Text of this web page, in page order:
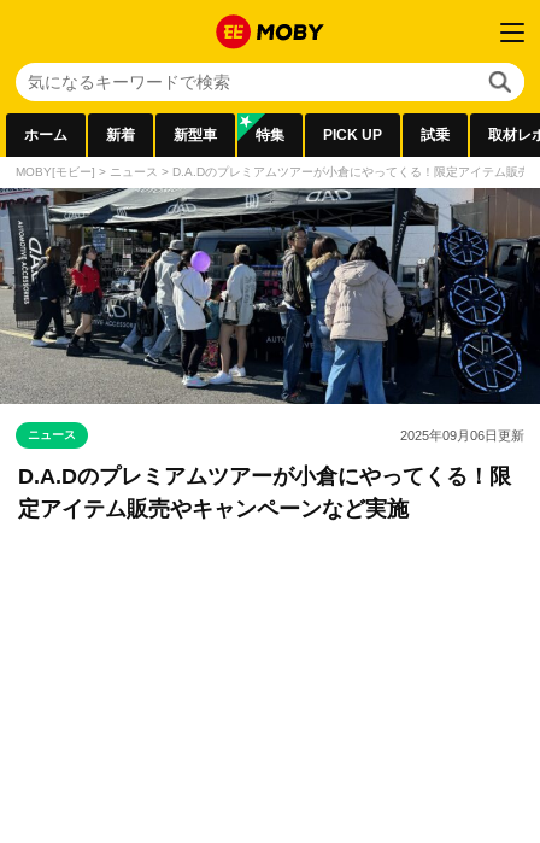
ホーム 新着 新型車 特集 PICK UP 試乗 取材レ
MOBY[モビー] > ニュース > D.A.Dのプレミアムツアーが小倉にやってくる！限定アイテム販売
ニュース 2025年09月06日更新
D.A.Dのプレミアムツアーが小倉にやってくる！限
定アイテム販売やキャンペーンなど実施